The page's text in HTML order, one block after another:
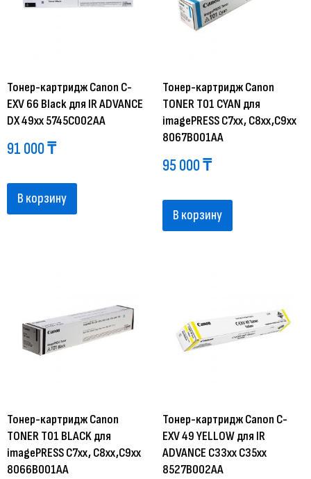
Тонер-картридж Canon C-
EXV 66 Black для IR ADVANCE
DX 49xx 5745C002AA
91 000₸
В корзину
Тонер-картридж Canon
TONER T01 CYAN для
imagePRESS C7xx, C8xx,C9xx
8067B001AA
95 000₸
В корзину
Тонер-картридж Canon
TONER T01 BLACK для
imagePRESS C7xx, C8xx,C9xx
8066B001AA
Тонер-картридж Canon C-
EXV 49 YELLOW для IR
ADVANCE C33xx C35xx
8527B002AA